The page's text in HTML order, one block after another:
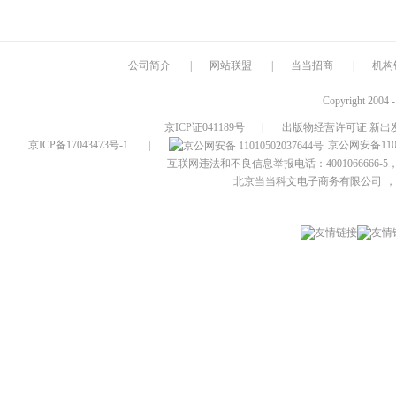
公司简介 网站联盟 当当招商 机构
Copyright 2004
京ICP证041189号
出版物经营许可证 新出
京ICP备17043473号-1
京公网安备
互联网违法和不良信息举报电话：4001066666-5
北京当当科文电子商务有限公司